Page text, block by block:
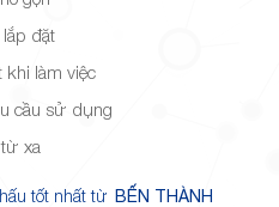
đặt
khi làm việc
cầu sử dụng
xa
tốt nhất từ BẾN THÀNH